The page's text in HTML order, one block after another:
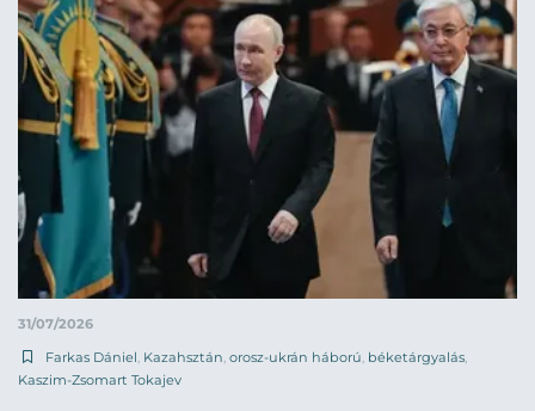
31/07/2026
Farkas Dániel, Kazahsztán, orosz-ukrán háború, béketárgyalás,
Kaszim-Zsomart Tokajev